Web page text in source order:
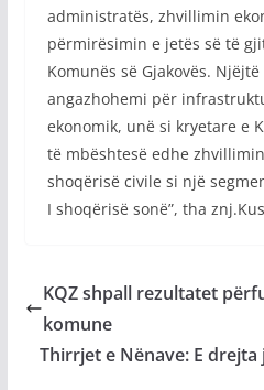
administratës, zhvillimin
përmirësimin e jetës së të
Komunës së Gjakovës.
angazhohemi për
ekonomik, unë si kryetare e
të mbështesë edhe
shoqërisë civile si një
I shoqërisë sonë”, tha
KQZ shpall rezultatet
komune
Thirrjet e Nënave: E